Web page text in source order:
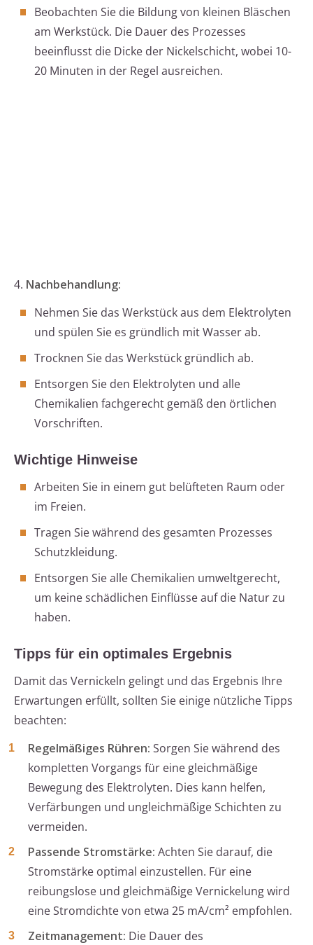
Beobachten Sie die Bildung von kleinen Bläschen
am Werkstück. Die Dauer des Prozesses
beeinflusst die Dicke der Nickelschicht, wobei 10-
20 Minuten in der Regel ausreichen.
4. Nachbehandlung:
Nehmen Sie das Werkstück aus dem Elektrolyten
und spülen Sie es gründlich mit Wasser ab.
Trocknen Sie das Werkstück gründlich ab.
Entsorgen Sie den Elektrolyten und alle
Chemikalien fachgerecht gemäß den örtlichen
Vorschriften.
Wichtige Hinweise
Arbeiten Sie in einem gut belüfteten Raum oder
im Freien.
Tragen Sie während des gesamten Prozesses
Schutzkleidung.
Entsorgen Sie alle Chemikalien umweltgerecht,
um keine schädlichen Einflüsse auf die Natur zu
haben.
Tipps für ein optimales Ergebnis
Damit das Vernickeln gelingt und das Ergebnis Ihre
Erwartungen erfüllt, sollten Sie einige nützliche Tipps
beachten:
Regelmäßiges Rühren: Sorgen Sie während des
kompletten Vorgangs für eine gleichmäßige
Bewegung des Elektrolyten. Dies kann helfen,
Verfärbungen und ungleichmäßige Schichten zu
vermeiden.
Passende Stromstärke: Achten Sie darauf, die
Stromstärke optimal einzustellen. Für eine
reibungslose und gleichmäßige Vernickelung wird
eine Stromdichte von etwa 25 mA/cm² empfohlen.
Zeitmanagement: Die Dauer des